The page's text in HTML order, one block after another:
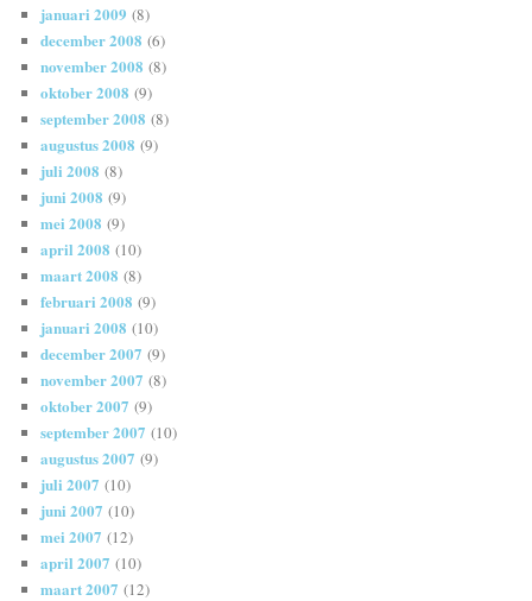
januari 2009 (8)
december 2008 (6)
november 2008 (8)
oktober 2008 (9)
september 2008 (8)
augustus 2008 (9)
juli 2008 (8)
juni 2008 (9)
mei 2008 (9)
april 2008 (10)
maart 2008 (8)
februari 2008 (9)
januari 2008 (10)
december 2007 (9)
november 2007 (8)
oktober 2007 (9)
september 2007 (10)
augustus 2007 (9)
juli 2007 (10)
juni 2007 (10)
mei 2007 (12)
april 2007 (10)
maart 2007 (12)